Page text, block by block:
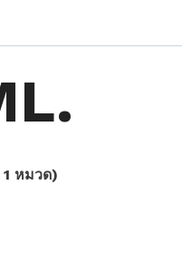
หมวด)